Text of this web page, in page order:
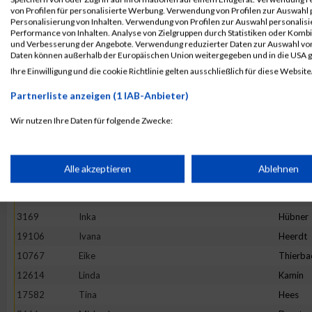
13982
Maria Ivanova
16781
Stefanie Prehm
11527
Rebecca
20265
Kinga
18782
Stephanie
10325
Ano Nym
Natalie
3169
Inka Hübner
19106
Ivana Heerdt
10767
Eike
12614
Linda Kamin
17582
Tina Hees
von Profilen für personalisierte Werbung. Verwendung von Profilen zur
Personalisierung von Inhalten. Verwendung von Profilen zur Auswahl
Performance von Inhalten. Analyse von Zielgruppen durch Statistiken oder
und Verbesserung der Angebote. Verwendung reduzierter Daten zur Auswahl
Daten können außerhalb der Europäischen Union weitergegeben und in die USA
Ihre Einwilligung und die cookie Richtlinie gelten ausschließlich für diese
Partnerliste anzeigen (1 IAB-Anbieter)
Wir nutzen Ihre Daten für folgende Zwecke:
Speichern von oder Zugriff auf Informationen auf einem
Erstellung von Profilen für personalisierte Werbung
Verwendung von Profilen zur Auswahl personalisierter Werbung
Alle akzeptieren Ablehnen